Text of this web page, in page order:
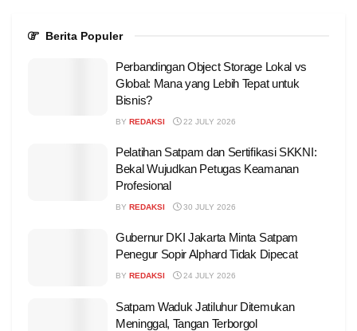
Berita Populer
Perbandingan Object Storage Lokal vs
Global: Mana yang Lebih Tepat untuk
Bisnis?
BY REDAKSI 22 JULY 2026
Pelatihan Satpam dan Sertifikasi SKKNI:
Bekal Wujudkan Petugas Keamanan
Profesional
BY REDAKSI 30 JULY 2026
Gubernur DKI Jakarta Minta Satpam
Penegur Sopir Alphard Tidak Dipecat
BY REDAKSI 24 JULY 2026
Satpam Waduk Jatiluhur Ditemukan
Meninggal, Tangan Terborgol